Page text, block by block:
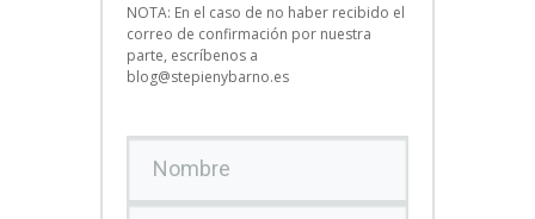
NOTA: En el caso de no haber recibido el
correo de confirmación por nuestra
parte, escríbenos a
blog@stepienybarno.es